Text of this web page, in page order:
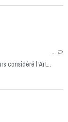
…
considéré l'Art...